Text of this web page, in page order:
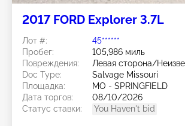
2017 FORD Explorer 3.7L
Лот #:
45******
Пробег:
105,986 миль
Повреждения:
Левая сторона/
Doc Type:
Salvage Missouri
Площадка:
MO - SPRINGFIELD
Дата торгов:
08/10/2026
Статус ставки:
You Haven't bid